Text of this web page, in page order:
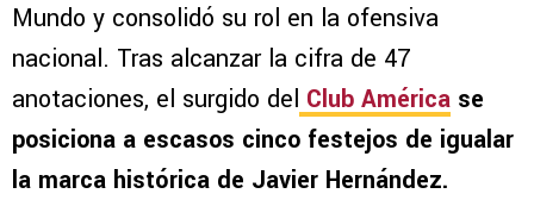
Mundo y consolidó su rol en la ofensiva
nacional. Tras alcanzar la cifra de 47
anotaciones, el surgido del Club América se
posiciona a escasos cinco festejos de igualar
la marca histórica de Javier Hernández.